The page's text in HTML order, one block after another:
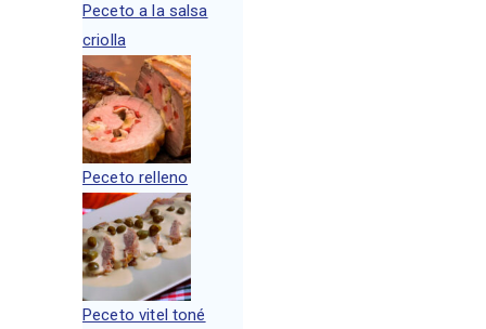
Peceto a la salsa
criolla
Peceto relleno
Peceto vitel toné